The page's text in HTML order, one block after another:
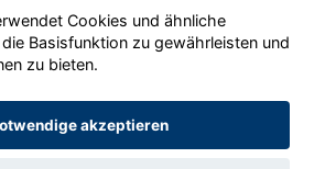
GmbH 2020 - 2026
Cookies und ähnliche
Basisfunktion zu gewährleisten und
zu bieten.
akzeptieren